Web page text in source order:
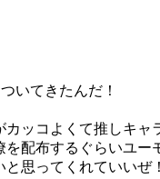
いてきたんだ！
ッコよくて推しキャ
配布するぐらいユー
思ってくれていいぜ！